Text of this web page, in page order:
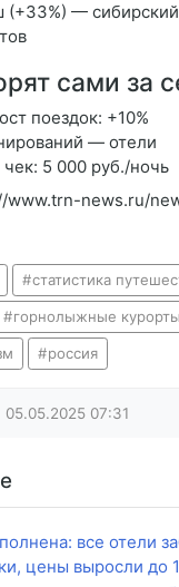
— сибирский
сами за
поездок: +10%
— отели
5 000 руб./ночь
www.trn-news.ru/
статистика
горнолыжные курорты
россия
05.05.2025 07:31